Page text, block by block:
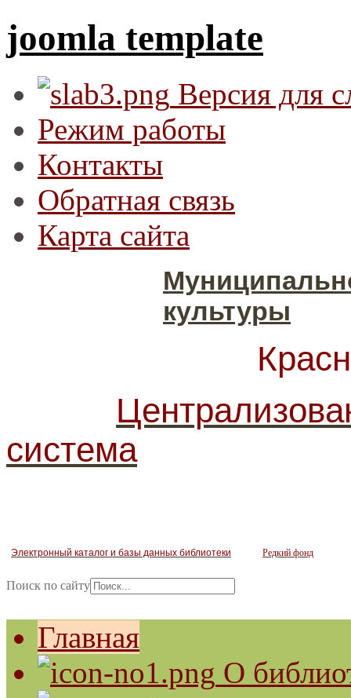
joomla template
Версия для
Режим работы
Контакты
Обратная связь
Карта сайта
культуры
система
Электронный каталог и базы данных библиотеки Редкий фонд
Поиск по сайту
Главная
О